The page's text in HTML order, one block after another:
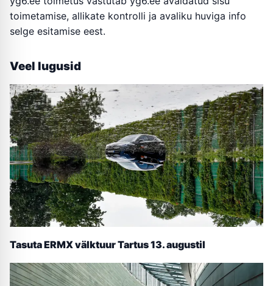
toimetamise, allikate kontrolli ja avaliku huviga info
selge esitamise eest.
Veel lugusid
Tasuta ERMX välktuur Tartus 13. augustil